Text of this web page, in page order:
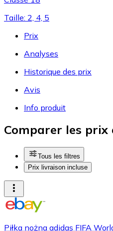
Taille: 2, 4, 5
Prix
Analyses
Historique des prix
Avis
Info produit
Comparer les prix
Tous les filtres
Prix livraison incluse
Piłka nożna adidas FIFA